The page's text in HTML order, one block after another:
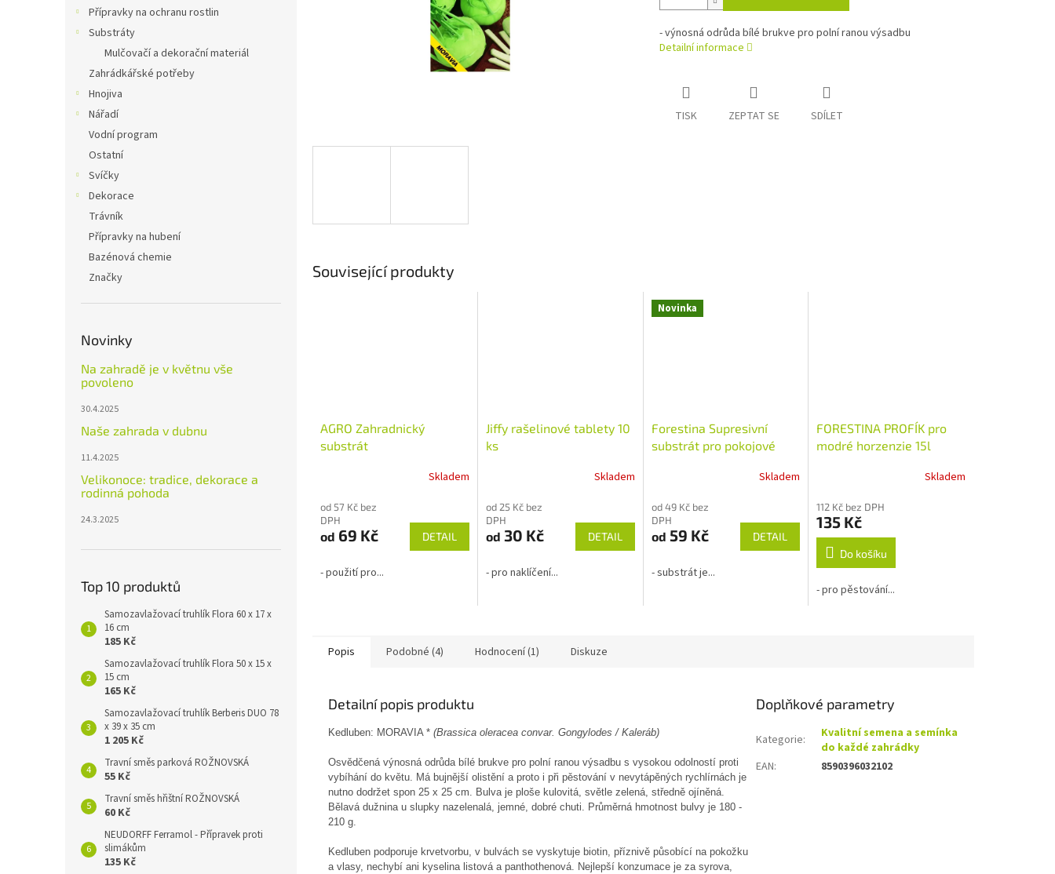
Přípravky na ochranu rostlin
Substráty
Mulčovačí a dekorační materiál
Zahrádkářské potřeby
Hnojiva
Nářadí
Vodní program
Ostatní
Svíčky
Dekorace
Trávník
Přípravky na hubení
Bazénová chemie
Značky
Novinky
Na zahradě je v květnu vše
povoleno
30.4.2025
Naše zahrada v dubnu
11.4.2025
Velikonoce: tradice, dekorace a
rodinná pohoda
24.3.2025
Top 10 produktů
Samozavlažovací truhlík Flora 60 x 17 x
16 cm
185 Kč
Samozavlažovací truhlík Flora 50 x 15 x
15 cm
165 Kč
Samozavlažovací truhlík Berberis DUO 78
x 39 x 35 cm
1 205 Kč
Travní směs parková ROŽNOVSKÁ
55 Kč
Travní směs hřištní ROŽNOVSKÁ
60 Kč
NEUDORFF Ferramol - Přípravek proti
slimákům
135 Kč
- výnosná odrůda bílé brukve pro polní ranou výsadbu
Detailní informace
TISK ZEPTAT SE SDÍLET
Související produkty
AGRO Zahradnický
substrát
produktu
je
2,5
hvězdiček.
Skladem
od 57 Kč bez
DPH
od 69 Kč DETAIL
- použití pro...
Jiffy rašelinové tablety 10
ks
produktu
je
3,1
hvězdiček.
Skladem
od 25 Kč bez
DPH
od 30 Kč DETAIL
- pro naklíčení...
Novinka
Forestina Supresivní
substrát pro pokojové
produktu
je
4,0
hvězdiček.
Skladem
od 49 Kč bez
DPH
od 59 Kč DETAIL
- substrát je...
FORESTINA PROFÍK pro
modré horzenzie 15l
Skladem
112 Kč bez DPH
135 Kč
Do košíku
- pro pěstování...
Popis Podobné (4) Hodnocení (1) Diskuze
Detailní popis produktu
Kedluben: MORAVIA * (Brassica oleracea convar. Gongylodes / Kaleráb)
Osvědčená výnosná odrůda bílé brukve pro polní ranou výsadbu s vysokou odolností proti
vybíhání do květu. Má bujnější olistění a proto i při pěstování v nevytápěných rychlírnách je
nutno dodržet spon 25 x 25 cm. Bulva je ploše kulovitá, světle zelená, středně ojíněná.
Bělavá dužnina u slupky nazelenalá, jemné, dobré chuti. Průměrná hmotnost bulvy je 180 -
210 g.
Kedluben podporuje krvetvorbu, v bulvách se vyskytuje biotin, příznivě působící na pokožku
a vlasy, nechybí ani kyselina listová a panthothenová. Nejlepší konzumace je za syrova,
Doplňkové parametry
Kategorie:
Kvalitní semena a semínka
do každé zahrádky
EAN: 8590396032102